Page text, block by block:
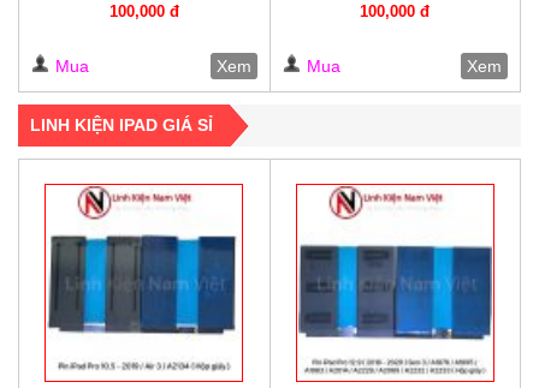
100,000 đ
Mua Xem
100,000 đ
Mua Xem
LINH KIỆN IPAD GIÁ SỈ